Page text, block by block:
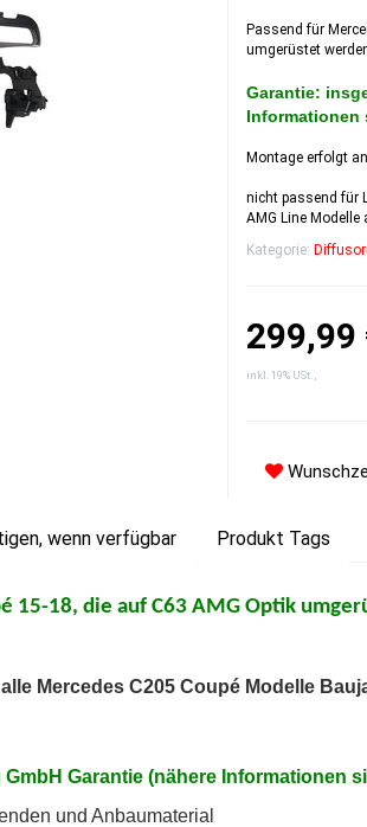
Passend für
umgerüstet
Garantie:
Informationen
Montage erfolgt
nicht passend für
AMG Line Modelle
Kategorie:
299,99
inkl. 19% USt. ,
wenn verfügbar Produkt Tags
15-18, die auf C63 AMG Optik
Mercedes C205 Coupé Modelle
Garantie (nähere Informationen
und Anbaumaterial